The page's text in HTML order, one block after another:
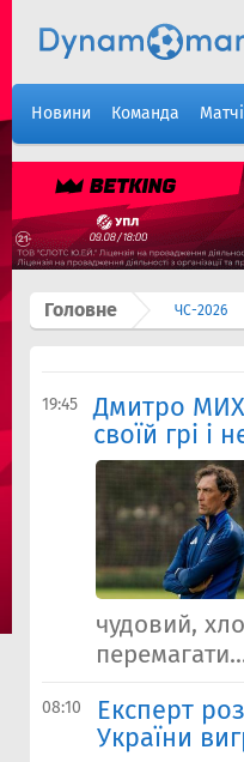
Новини Команда Матчі
Головне ЧС-2026
19:45
Дмитро
своїй грі і
чудовий,
08:10
Експерт
України